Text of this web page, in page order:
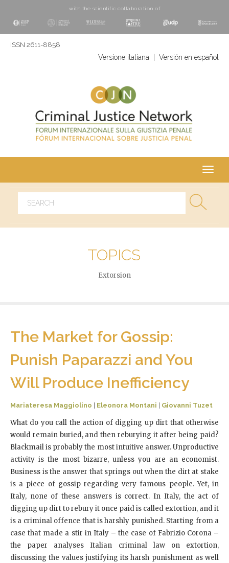
with the scientific collaboration of
ISSN 2611-8858
Versione italiana Versión en español
TOPICS
Extorsion
The Market for Gossip:
Punish Paparazzi and You
Will Produce Inefficiency
Mariateresa Maggiolino Eleonora Montani Giovanni Tuzet
What do you call the action of digging up dirt that otherwise
would remain buried, and then reburying it after being paid?
Blackmail is probably the most intuitive answer. Unproductive
activity is the most bizarre, unless you are an economist.
Business is the answer that springs out when the dirt at stake
is a piece of gossip regarding very famous people. Yet, in
Italy, none of these answers is correct. In Italy, the act of
digging up dirt to rebury it once paid is called extortion, and it
is a criminal offence that is harshly punished. Starting from a
case that made a stir in Italy – the case of Fabrizio Corona –
the paper analyses Italian criminal law on extortion,
discussing the values justifying its harsh punishment as well